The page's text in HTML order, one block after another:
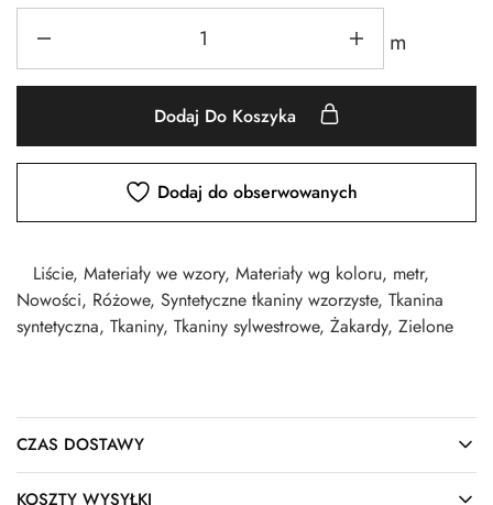
m
Dodaj Do Koszyka
Dodaj do obserwowanych
Liście, Materiały we wzory, Materiały wg koloru, metr,
Nowości, Różowe, Syntetyczne tkaniny wzorzyste, Tkanina
syntetyczna, Tkaniny, Tkaniny sylwestrowe, Żakardy, Zielone
CZAS DOSTAWY
KOSZTY WYSYŁKI